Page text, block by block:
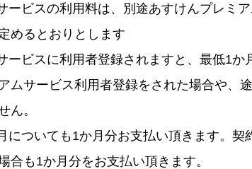
ービスの利用料は、別途あすけんプレミ
めるとおりとします
ービスに利用者登録されますと、最低1
ムサービス利用者登録をされた場合や、
ん。
についても1か月分お支払い頂きます。
合も1か月分をお支払い頂きます。